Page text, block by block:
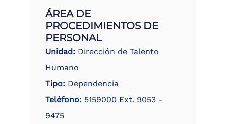
ÁREA DE
PROCEDIMIENTOS DE
PERSONAL
Unidad: Dirección de Talento
Humano
Tipo: Dependencia
Teléfono: 5159000 Ext. 9053 -
9475